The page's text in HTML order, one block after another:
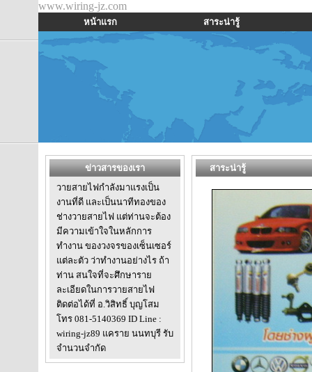
www.wiring-jz.com
หน้าแรก สาระน่ารู้
ข่าวสารของเรา
วายสายไฟกำลังมาแรงเป็น
งานที่ดี และเป็นนาทีทองของ
ช่างวายสายไฟ แต่ท่านจะต้อง
มีความเข้าใจในหลักการ
ทำงาน ของวงจรของเซ็นเซอร์
แต่ละตัว ว่าทำงานอย่างไร ถ้า
ท่าน สนใจที่จะศึกษาราย
ละเอียดในการวายสายไฟ
ติดต่อได้ที่ อ.วิสิทธิ์ บุญโสม
โทร 081-5140369 ID Line :
wiring-jz89 แคราย นนทบุรี รับ
จำนวนจำกัด
สาระน่ารู้